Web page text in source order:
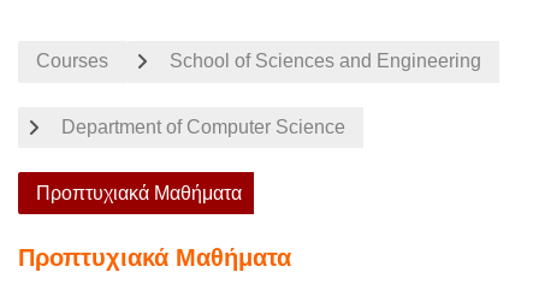
Courses School of Sciences and Engineering
Department of Computer Science
Προπτυχιακά Μαθήματα
Προπτυχιακά Μαθήματα